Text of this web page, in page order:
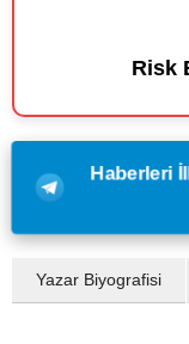
Risk
Haberleri
Yazar Biyografisi